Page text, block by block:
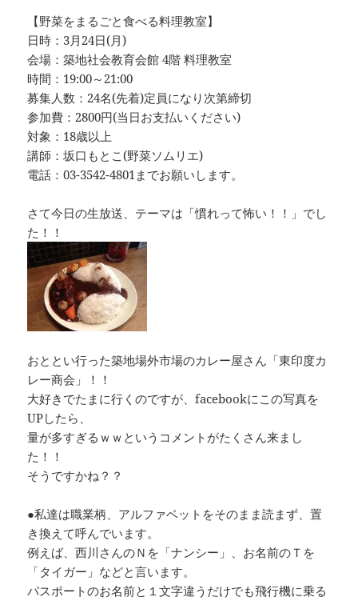
【野菜をまるごと食べる料理教室】
日時：3月24日(月)
会場：築地社会教育会館 4階 料理教室
時間：19:00～21:00
募集人数：24名(先着)定員になり次第締切
参加費：2800円(当日お支払いください)
対象：18歳以上
講師：坂口もとこ(野菜ソムリエ)
電話：03-3542-4801までお願いします。
さて今日の生放送、テーマは「慣れって怖い！！」でし
た！！
おととい行った築地場外市場のカレー屋さん「東印度カ
レー商会」！！
大好きでたまに行くのですが、facebookにこの写真を
UPしたら、
量が多すぎるｗｗというコメントがたくさん来まし
た！！
そうですかね？？
●私達は職業柄、アルファベットをそのまま読まず、置
き換えて呼んでいます。
例えば、西川さんのＮを「ナンシー」、お名前のＴを
「タイガー」などと言います。
パスポートのお名前と１文字違うだけでも飛行機に乗る